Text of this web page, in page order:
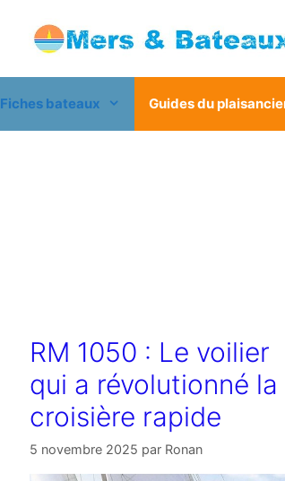
Fiches bateaux Guides du
RM 1050 : Le voilier
qui a révolutionné la
croisière rapide
5 novembre 2025 par Ronan